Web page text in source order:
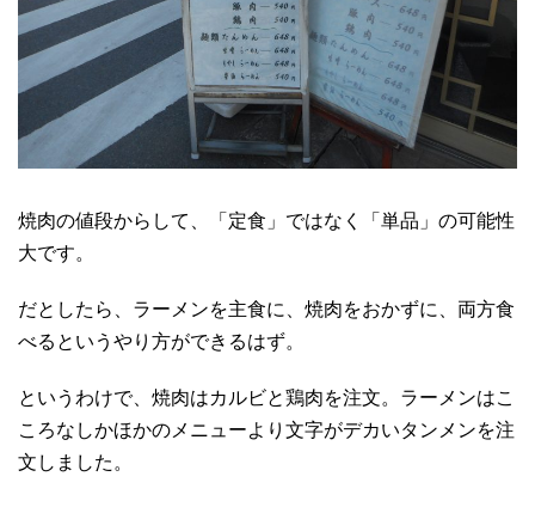
焼肉の値段からして、「定食」ではなく「単品」の可能性
大です。
だとしたら、ラーメンを主食に、焼肉をおかずに、両方食
べるというやり方ができるはず。
というわけで、焼肉はカルビと鶏肉を注文。ラーメンはこ
ころなしかほかのメニューより文字がデカいタンメンを注
文しました。